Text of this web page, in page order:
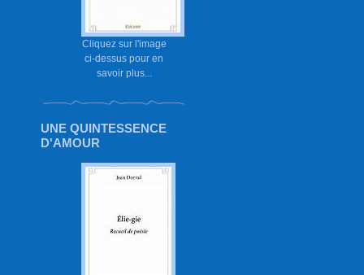
Cliquez sur l'image
ci-dessus pour en
savoir plus...
UNE QUINTESSENCE
D'AMOUR